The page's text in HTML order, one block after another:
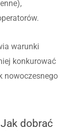
warunki
konkurować
nowoczesnego
dobrać